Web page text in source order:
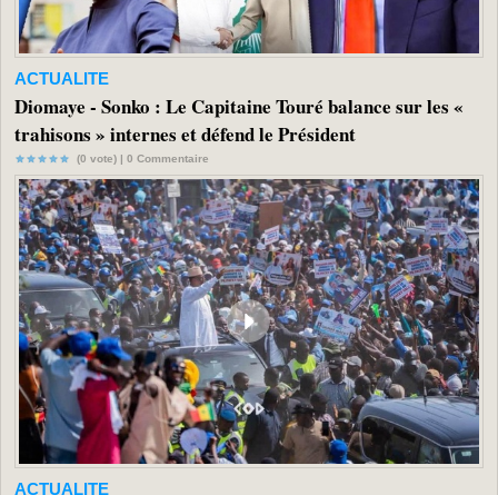
ACTUALITE
Diomaye - Sonko : Le Capitaine Touré balance sur les «
trahisons » internes et défend le Président
(0 vote) | 0 Commentaire
ACTUALITE